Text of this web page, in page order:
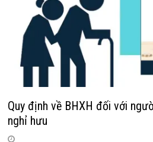
Quy định về BHXH đối với
nghỉ hưu